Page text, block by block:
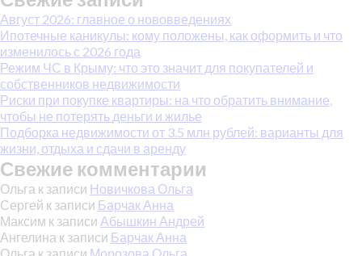
Август 2026: главное о нововведениях
Ипотечные каникулы: кому положены, как оформить и что
изменилось с 2026 года
Режим ЧС в Крыму: что это значит для покупателей и
собственников недвижимости
Риски при покупке квартиры: на что обратить внимание,
чтобы не потерять деньги и жилье
Подборка недвижимости от 3.5 млн рублей: варианты для
жизни, отдыха и сдачи в аренду
Свежие комментарии
Ольга к записи Новичкова Ольга
Сергей к записи Барчак Анна
Максим к записи Абышкин Андрей
Ангелина к записи Барчак Анна